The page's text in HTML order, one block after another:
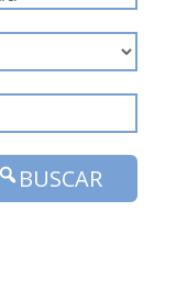
BUSCAR